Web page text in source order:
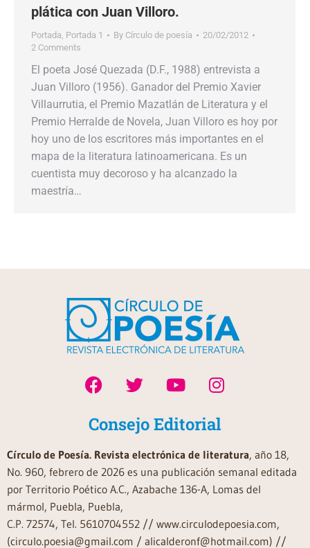
plática con Juan Villoro.
Portada, Portada 1 By Círculo de poesía
20/02/2012
2 Comments
El poeta José Quezada (D.F., 1988) entrevista a
Juan Villoro (1956). Ganador del Premio Xavier
Villaurrutia, el Premio Mazatlán de Literatura y el
Premio Herralde de Novela, Juan Villoro es hoy por
hoy uno de los escritores más importantes en el
mapa de la literatura latinoamericana. Es un
cuentista muy decoroso y ha alcanzado la
maestría…
Consejo Editorial
Círculo de Poesía. Revista electrónica de literatura, año 18,
No. 960, febrero de 2026 es una publicación semanal editada
por Territorio Poético A.C., Azabache 136-A, Lomas del
mármol, Puebla, Puebla,
C.P. 72574, Tel. 5610704552 // www.circulodepoesia.com,
(circulo.poesia@gmail.com / alicalderonf@hotmail.com) //